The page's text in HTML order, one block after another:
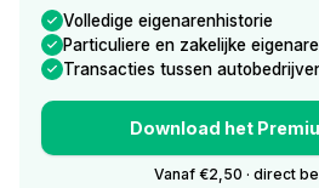
Volledige eigenarenhistorie
Particuliere en zakelijke
Transacties tussen
Download het
Vanaf €2,50 · direct